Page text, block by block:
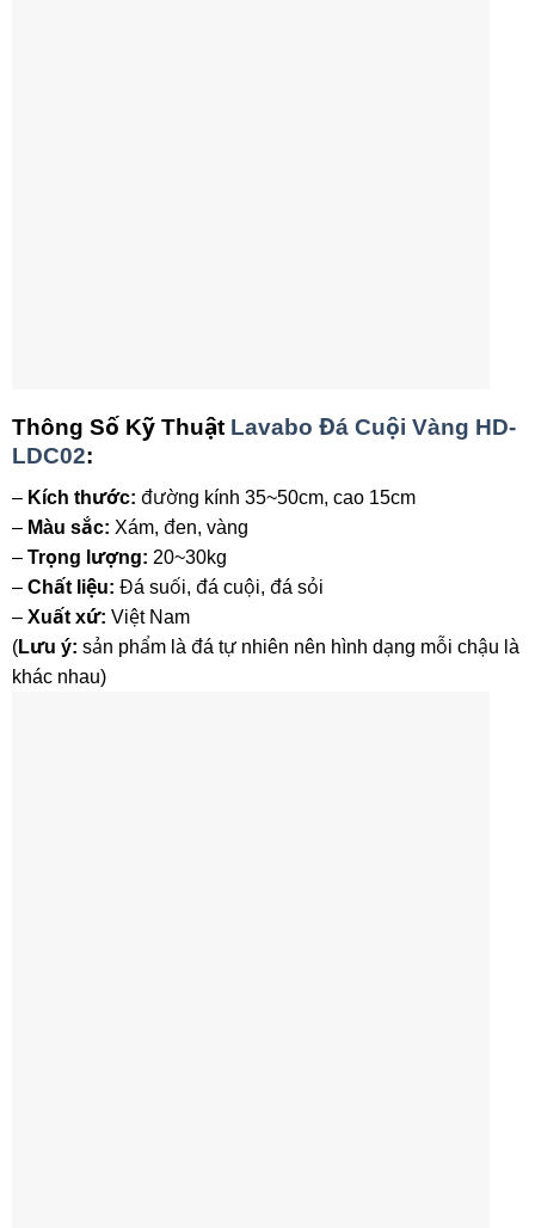
Thông Số Kỹ Thuật Lavabo Đá Cuội Vàng HD-
LDC02:
– Kích thước: đường kính 35~50cm, cao 15cm
– Màu sắc: Xám, đen, vàng
– Trọng lượng: 20~30kg
– Chất liệu: Đá suối, đá cuội, đá sỏi
– Xuất xứ: Việt Nam
(Lưu ý: sản phẩm là đá tự nhiên nên hình dạng mỗi chậu là
khác nhau)